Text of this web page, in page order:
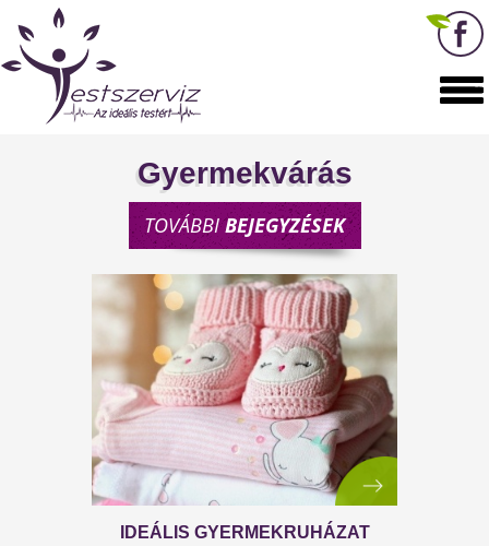
Gyermekvárás
TOVÁBBIBEJEGYZÉSEK